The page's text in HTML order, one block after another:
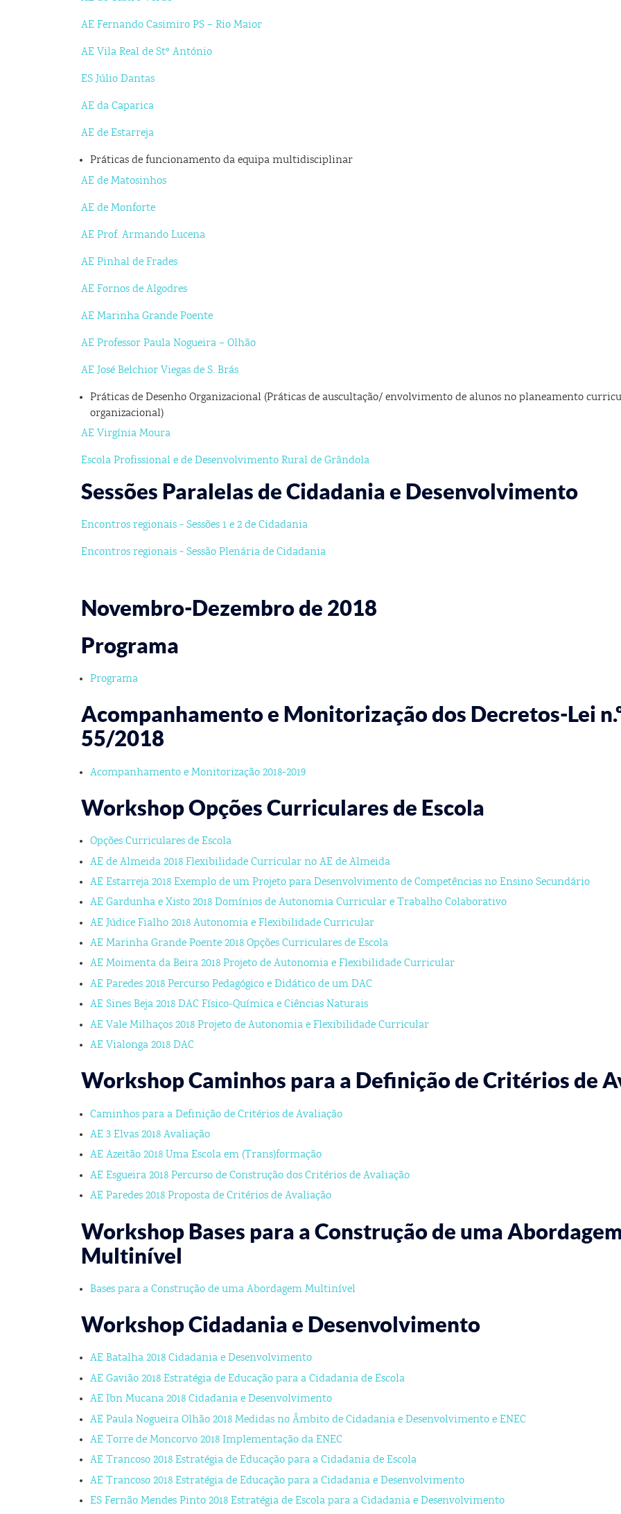
AE Fernando Casimiro PS – Rio Maior
AE Vila Real de Stº António
ES Júlio Dantas
AE da Caparica
AE de Estarreja
Práticas de funcionamento da equipa multidisciplinar
AE de Matosinhos
AE de Monforte
AE Prof. Armando Lucena
AE Pinhal de Frades
AE Fornos de Algodres
AE Marinha Grande Poente
AE Professor Paula Nogueira – Olhão
AE José Belchior Viegas de S. Brás
Práticas de Desenho Organizacional (Práticas de auscultação/ envolvimento de alunos no planeamento
organizacional)
AE Virgínia Moura
Escola Profissional e de Desenvolvimento Rural de Grândola
Sessões Paralelas de Cidadania e Desenvolvimento
Encontros regionais - Sessões 1 e 2 de Cidadania
Encontros regionais - Sessão Plenária de Cidadania
Novembro-Dezembro de 2018
Programa
Programa
Acompanhamento e Monitorização dos Decretos-Lei
55/2018
Acompanhamento e Monitorização 2018-2019
Workshop Opções Curriculares de Escola
Opções Curriculares de Escola
AE de Almeida 2018 Flexibilidade Curricular no AE de Almeida
AE Estarreja 2018 Exemplo de um Projeto para Desenvolvimento de Competências no Ensino Secundário
AE Gardunha e Xisto 2018 Domínios de Autonomia Curricular e Trabalho Colaborativo
AE Júdice Fialho 2018 Autonomia e Flexibilidade Curricular
AE Marinha Grande Poente 2018 Opções Curriculares de Escola
AE Moimenta da Beira 2018 Projeto de Autonomia e Flexibilidade Curricular
AE Paredes 2018 Percurso Pedagógico e Didático de um DAC
AE Sines Beja 2018 DAC Físico‐Química e Ciências Naturais
AE Vale Milhaços 2018 Projeto de Autonomia e Flexibilidade Curricular
AE Vialonga 2018 DAC
Workshop Caminhos para a Definição de Critérios de
Caminhos para a Definição de Critérios de Avaliação
AE 3 Elvas 2018 Avaliação
AE Azeitão 2018 Uma Escola em (Trans)formação
AE Esgueira 2018 Percurso de Construção dos Critérios de Avaliação
AE Paredes 2018 Proposta de Critérios de Avaliação
Workshop Bases para a Construção de uma
Multinível
Bases para a Construção de uma Abordagem Multinível
Workshop Cidadania e Desenvolvimento
AE Batalha 2018 Cidadania e Desenvolvimento
AE Gavião 2018 Estratégia de Educação para a Cidadania de Escola
AE Ibn Mucana 2018 Cidadania e Desenvolvimento
AE Paula Nogueira Olhão 2018 Medidas no Âmbito de Cidadania e Desenvolvimento e ENEC
AE Torre de Moncorvo 2018 Implementação da ENEC
AE Trancoso 2018 Estratégia de Educação para a Cidadania de Escola
AE Trancoso 2018 Estratégia de Educação para a Cidadania e Desenvolvimento
ES Fernão Mendes Pinto 2018 Estratégia de Escola para a Cidadania e Desenvolvimento